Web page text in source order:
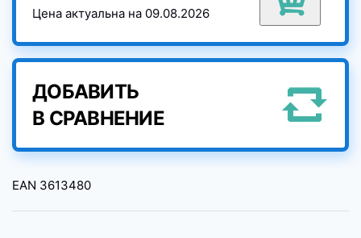
Цена актуальна на 09.08.2026
ДОБАВИТЬ
В СРАВНЕНИЕ
EAN 3613480